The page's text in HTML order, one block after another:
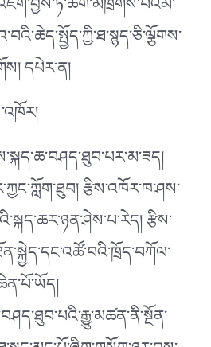
དཔེར་ན།
རྩིས་འཁོར་ཁ་ཤས་
རྩིས་